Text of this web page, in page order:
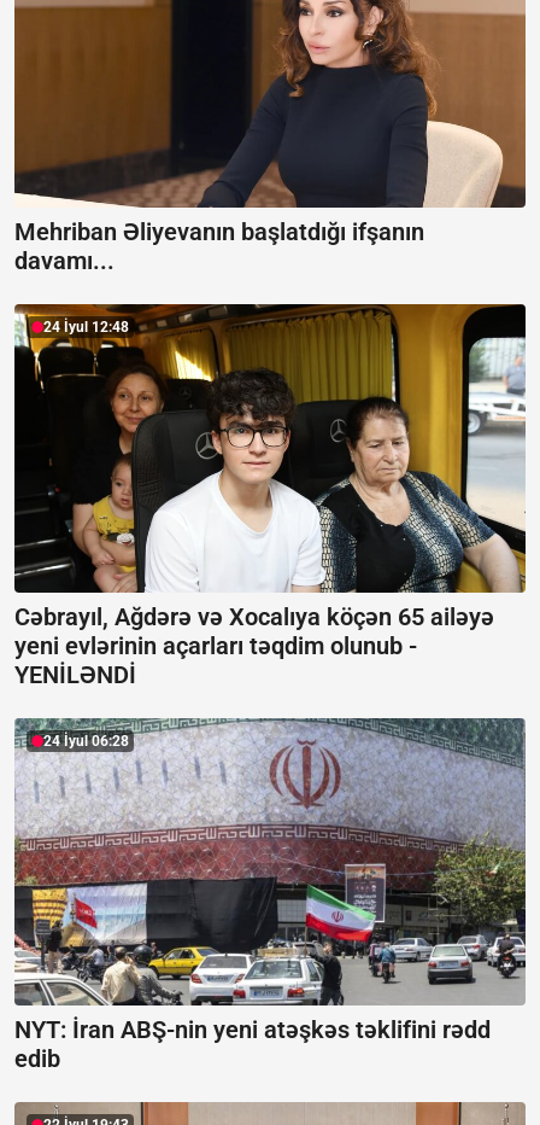
Mehriban Əliyevanın başlatdığı ifşanın
davamı...
24 İyul 12:48
Cəbrayıl, Ağdərə və Xocalıya köçən 65 ailəyə
yeni evlərinin açarları təqdim olunub -
YENİLƏNDİ
24 İyul 06:28
NYT: İran ABŞ-nin yeni atəşkəs təklifini rədd
edib